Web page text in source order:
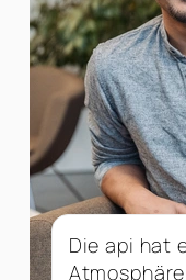
Die api hat